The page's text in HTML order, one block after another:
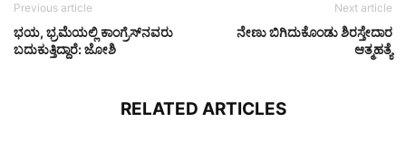
Previous article
ಭಯ, ಭ್ರಮೆಯಲ್ಲಿ ಕಾಂಗ್ರೆಸ್‌ನವರು
ಬದುಕುತ್ತಿದ್ದಾರೆ: ಜೋಶಿ
Next article
ನೇಣು ಬಿಗಿದುಕೊಂಡು ಶಿರಸ್ತೇದಾರ
ಆತ್ಮಹತ್ಯೆ
RELATED ARTICLES